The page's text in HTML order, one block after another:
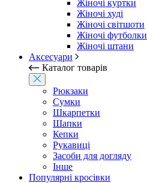
Жіночі куртки
Жіночі худі
Жіночі світшоти
Жіночі футболки
Жіночі штани
Аксесуари
Каталог товарів
Рюкзаки
Сумки
Шкарпетки
Шапки
Кепки
Рукавиці
Засоби для догляду
Інше
Популярні кросівки